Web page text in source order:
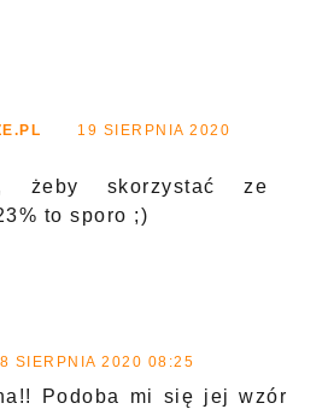
19 SIERPNIA 2020
żeby skorzystać ze
to sporo ;)
SIERPNIA 2020 08:25
Podoba mi się jej wzór